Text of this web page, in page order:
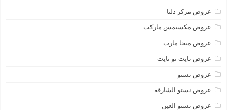
عروض مركز دلتا
عروض مكسيمس ماركت
عروض ميجا مارت
عروض نايت تو نايت
عروض نستو
عروض نستو الشارقة
عروض نستو العين